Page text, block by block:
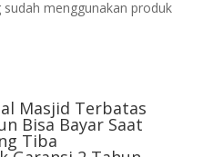
menggunakan produk
Masjid Terbatas
Bisa Bayar Saat
Tiba